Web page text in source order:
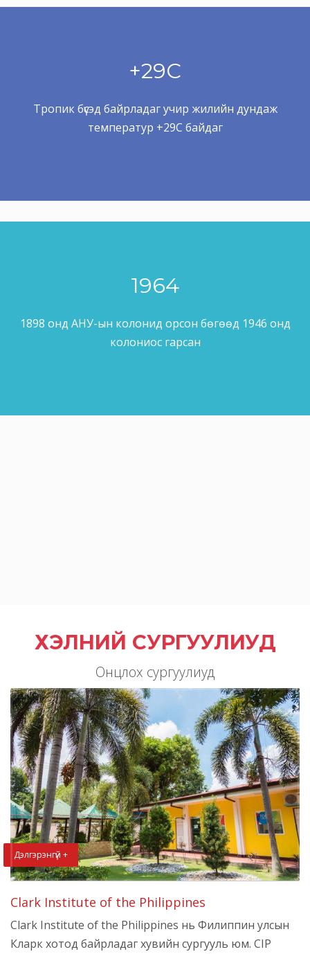
+29C
Тропик бүсэд байрладаг учир жилийн дундаж
температур +29C байдаг
1964
1898 онд АНУ-ын колонид орсон бөгөөд 1946 онд
колониос гарсан
ХЭЛНИЙ СУРГУУЛИУД
Онцлох сургуулиуд
Дэлгэрэнгүй +
Clark Institute of the Philippines
Clark Institute of the Philippines нь Филиппин улсын
Кларк хотод байрладаг хувийн сургууль юм. CIP